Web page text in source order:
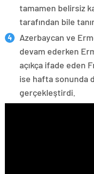
tamamen belirsiz
tarafından bile
Azerbaycan ve
devam ederken
açıkça ifade eden
ise hafta sonunda
gerçekleştirdi.